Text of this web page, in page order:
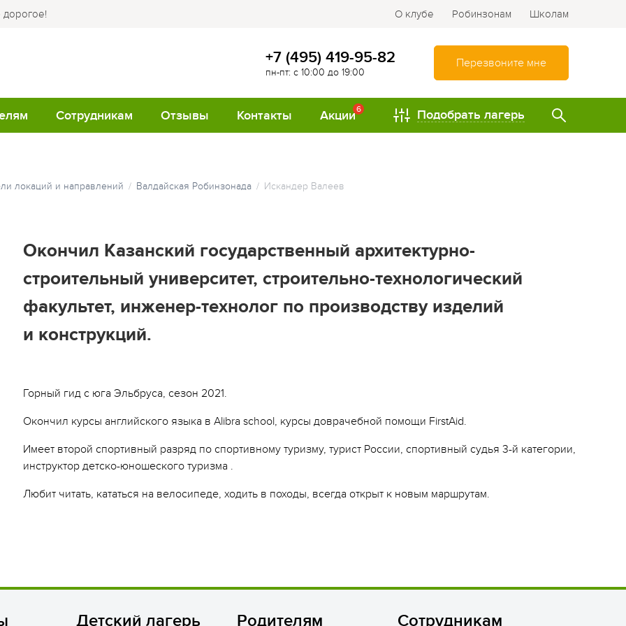
дорогое! О клубе Робинзонам Школам
+7 (495) 419-95-82
пн-пт: с 10:00 до 19:00
Перезвоните мне
в Подмосковье
на Валдае
в Новгородской
Летние лагеря
Осенние лагеря
Зимние лагеря
Интеллектуально-
развивающие лагеря
Походы и путешествия
Творческие лагеря
Тематические лагеря
документов
задаваемые вопросы
приезд групп
Сотрудникам
Документы на программы
Вакансии
Загрузка документов
Отзывы Контакты Акции6 Подобрать лагерь
локаций и направлений Валдайская Робинзонада Искандер Валеев
Окончил Казанский государственный архитектурно-
строительный университет, строительно-технологический
факультет, инженер-технолог по производству изделий
и конструкций.
Горный гид с юга Эльбруса, сезон 2021.
Окончил курсы английского языка в Alibra school, курсы доврачебной помощи FirstAid.
Имеет второй спортивный разряд по спортивному туризму, турист России, спортивный судья 3-й категории,
инструктор детско-юношеского туризма .
Любит читать, кататься на велосипеде, ходить в походы, всегда открыт к новым маршрутам.
Детский лагерь Родителям Сотрудникам